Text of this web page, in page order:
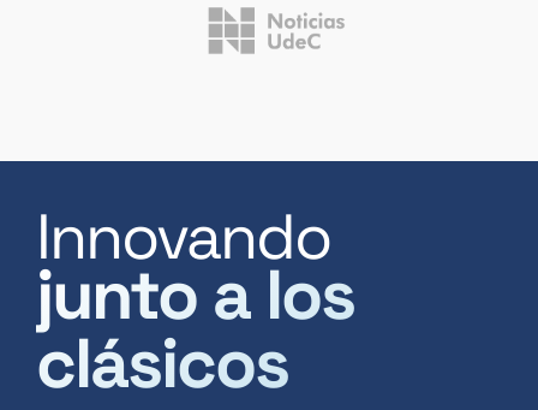
Innovando
junto a los
clásicos